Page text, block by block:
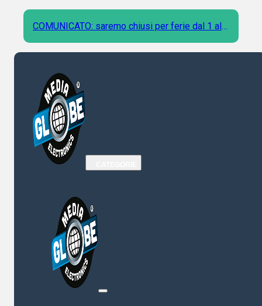
COMUNICATO: saremo chiusi per ferie dal 1 al 9
Agosto